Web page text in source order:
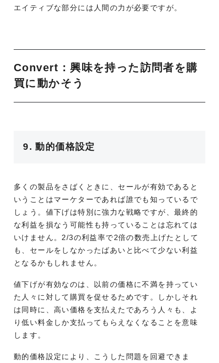
エイティブな部分には人間の力が必要ですが。
Convert：興味を持った訪問者を購
買に動かそう
9. 動的価格設定
多くの製品をさばくときに、セールが有効であると
いうことはマーケターであれば誰でも知っているで
しょう。値下げは特別に強力な戦略ですが、最終的
な利益を損なう可能性も持っていることは忘れては
いけません。2/3の利益率で2倍の数売上げたとして
も、セールをしなかったばあいと比べて少ない利益
となるかもしれません。
値下げが有効なのは、以前の価格に不満を持ってい
た人々に対して購買を促せるためです。しかしそれ
は同時に、高い価格を支払えたであろう人々も、よ
り低い料金しか支払ってもらえなくなることを意味
します。
動的価格設定により、こうした問題を回避できま